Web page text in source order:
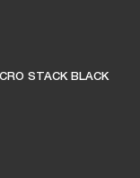
STACK BLACK